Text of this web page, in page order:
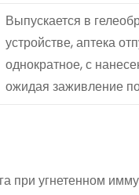
Выпускается в
устройстве, аптека
однократное, с
ожидая заживление
при угнетенном